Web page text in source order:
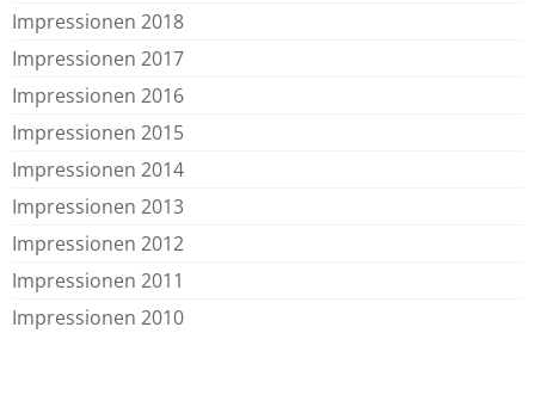
Impressionen 2018
Impressionen 2017
Impressionen 2016
Impressionen 2015
Impressionen 2014
Impressionen 2013
Impressionen 2012
Impressionen 2011
Impressionen 2010